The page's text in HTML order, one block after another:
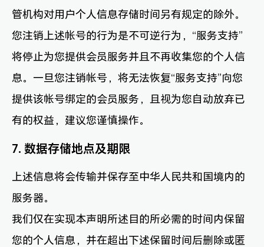
管机构对用户个人信息存储时间另有规定的除外。
您注销上述帐号的行为是不可逆行为，“服务支持”
将停止为您提供会员服务并且不再收集您的个人信
息。一旦您注销帐号，将无法恢复“服务支持”向您
提供该帐号绑定的会员服务，且视为您自动放弃已
有的权益，建议您谨慎操作。
7. 数据存储地点及期限
上述信息将会传输并保存至中华人民共和国境内的
服务器。
我们仅在实现本声明所述目的所必需的时间内保留
您的个人信息，并在超出下述保留时间后删除或匿